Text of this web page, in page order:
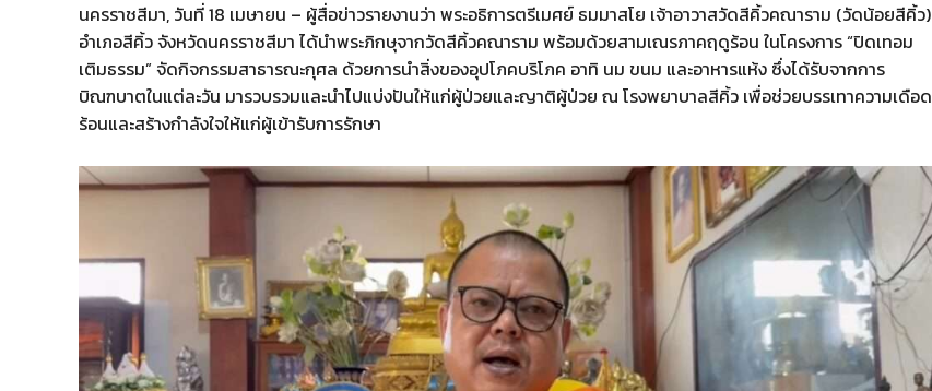
นครราชสีมา, วันที่ 18 เมษายน – ผู้สื่อข่าวรายงานว่า พระอธิการตรีเมศย์ ธมมาสโย เจ้าอาวาสวัดสีคิ้วคณาราม (วัดน้อยสีคิ้ว)
อำเภอสีคิ้ว จังหวัดนครราชสีมา ได้นำพระภิกษุจากวัดสีคิ้วคณาราม พร้อมด้วยสามเณรภาคฤดูร้อน ในโครงการ “ปิดเทอม
เติมธรรม” จัดกิจกรรมสาธารณะกุศล ด้วยการนำสิ่งของอุปโภคบริโภค อาทิ นม ขนม และอาหารแห้ง ซึ่งได้รับจากการ
บิณฑบาตในแต่ละวัน มารวบรวมและนำไปแบ่งปันให้แก่ผู้ป่วยและญาติผู้ป่วย ณ โรงพยาบาลสีคิ้ว เพื่อช่วยบรรเทาความเดือด
ร้อนและสร้างกำลังใจให้แก่ผู้เข้ารับการรักษา